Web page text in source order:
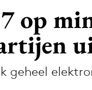
op
geheel